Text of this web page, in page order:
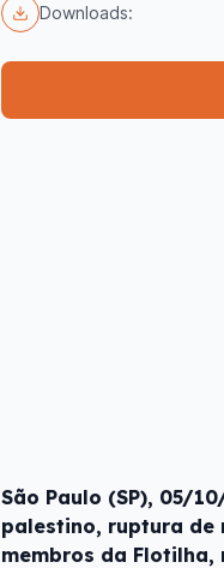
Downloads:
São Paulo (SP), 05/
palestino, ruptura de
membros da Flotilha,